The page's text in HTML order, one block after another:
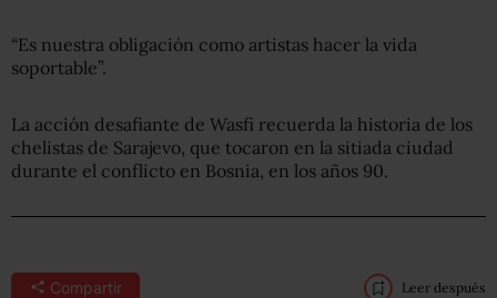
“Es nuestra obligación como artistas hacer la vida
soportable”.
La acción desafiante de Wasfi recuerda la historia de los
chelistas de Sarajevo, que tocaron en la sitiada ciudad
durante el conflicto en Bosnia, en los años 90.
Compartir Leer después